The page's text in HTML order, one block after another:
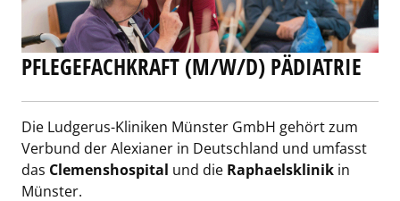
PFLEGEFACHKRAFT (M/W/D) PÄDIATRIE
Die Ludgerus-Kliniken Münster GmbH gehört zum
Verbund der Alexianer in Deutschland und umfasst
das Clemenshospital und die Raphaelsklinik in
Münster.